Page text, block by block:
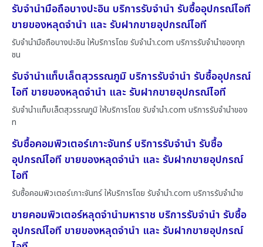
รับจำนำมือถือบางปะอิน บริการรับจำนำ รับซื้ออุปกรณ์ไอที
ขายของหลุดจำนำ และ รับฝากขายอุปกรณ์ไอที
รับจำนำมือถือบางปะอิน ให้บริการโดย รับจํานํา.com บริการรับจำนำของทุก
ชน
รับจำนำแท็บเล็ตสุวรรณภูมิ บริการรับจำนำ รับซื้ออุปกรณ์
ไอที ขายของหลุดจำนำ และ รับฝากขายอุปกรณ์ไอที
รับจำนำแท็บเล็ตสุวรรณภูมิ ให้บริการโดย รับจํานํา.com บริการรับจำนำของ
ท
รับซื้อคอมพิวเตอร์เกาะจันทร์ บริการรับจำนำ รับซื้อ
อุปกรณ์ไอที ขายของหลุดจำนำ และ รับฝากขายอุปกรณ์
ไอที
รับซื้อคอมพิวเตอร์เกาะจันทร์ ให้บริการโดย รับจํานํา.com บริการรับจำนำข
ขายคอมพิวเตอร์หลุดจำนำมหาราช บริการรับจำนำ รับซื้อ
อุปกรณ์ไอที ขายของหลุดจำนำ และ รับฝากขายอุปกรณ์